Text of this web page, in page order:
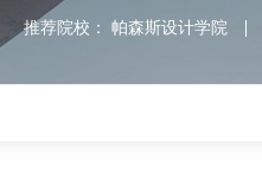
推荐院校： 帕森斯设计学院